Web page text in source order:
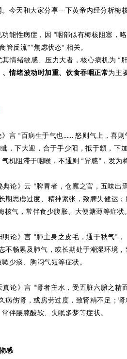
今天和大家分享一下黄帝内经分析梅
能性病症，因 “咽部似有梅核阻塞，
管反流”“焦虑状态” 相关。
情绪敏感、压力大者，核心病机为 “
、情绪波动时加重、饮食吞咽正常为主
》言 “百病生于气也……怒则气上，喜则
，下大迎，合于手少阳，抵于䪼，下
机阻滞于咽喉，不通则 “异感” ，发为
典论》云 “脾胃者，仓廪之官，五味出
期思虑过度、精神紧张，致脾失健运
核气，常伴食少腹胀、大便溏薄等症状
明论》言 “肺主身之皮毛，通于秋气”
不畅累及肺气，或长期处于潮湿环境
少痰、胸闷气短等症状。
真论》言 “肾者主水，受五脏六腑之精
病伤肾，或房劳过度，致肾精不足；
伴腰膝酸软、失眠多梦等症状。
感